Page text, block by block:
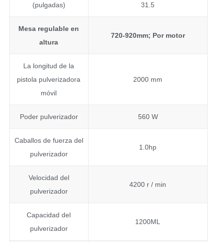
(pulgadas)
31.5
Mesa regulable en
altura
720-920mm; Por motor
La longitud de la
pistola pulverizadora
móvil
2000 mm
Poder pulverizador 560 W
Caballos de fuerza del
pulverizador
1.0hp
Velocidad del
pulverizador
4200 r / min
Capacidad del
pulverizador
1200ML